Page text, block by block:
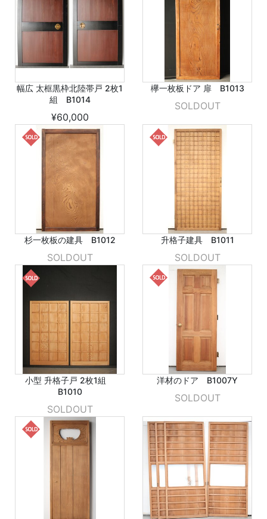
幅広 太框黒枠北陸帯戸 2枚1
組 B1014
¥60,000
欅一枚板ドア 扉 B1013
SOLDOUT
杉一枚板の建具 B1012
SOLDOUT
升格子建具 B1011
SOLDOUT
小型 升格子戸 2枚1組
B1010
SOLDOUT
洋材のドア B1007Y
SOLDOUT